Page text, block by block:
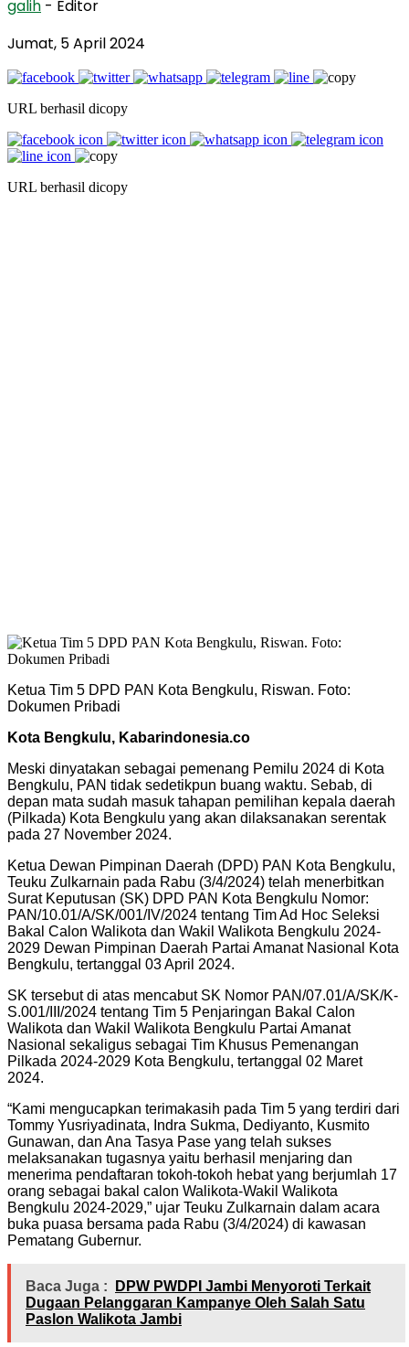
galih - Editor
Jumat, 5 April 2024
URL berhasil dicopy
URL berhasil dicopy
Ketua Tim 5 DPD PAN Kota Bengkulu, Riswan. Foto:
Dokumen Pribadi
Kota Bengkulu, Kabarindonesia.co
Meski dinyatakan sebagai pemenang Pemilu 2024 di Kota
Bengkulu, PAN tidak sedetikpun buang waktu. Sebab, di
depan mata sudah masuk tahapan pemilihan kepala daerah
(Pilkada) Kota Bengkulu yang akan dilaksanakan serentak
pada 27 November 2024.
Ketua Dewan Pimpinan Daerah (DPD) PAN Kota Bengkulu,
Teuku Zulkarnain pada Rabu (3/4/2024) telah menerbitkan
Surat Keputusan (SK) DPD PAN Kota Bengkulu Nomor:
PAN/10.01/A/SK/001/IV/2024 tentang Tim Ad Hoc Seleksi
Bakal Calon Walikota dan Wakil Walikota Bengkulu 2024-
2029 Dewan Pimpinan Daerah Partai Amanat Nasional Kota
Bengkulu, tertanggal 03 April 2024.
SK tersebut di atas mencabut SK Nomor PAN/07.01/A/SK/K-
S.001/III/2024 tentang Tim 5 Penjaringan Bakal Calon
Walikota dan Wakil Walikota Bengkulu Partai Amanat
Nasional sekaligus sebagai Tim Khusus Pemenangan
Pilkada 2024-2029 Kota Bengkulu, tertanggal 02 Maret
2024.
“Kami mengucapkan terimakasih pada Tim 5 yang terdiri dari
Tommy Yusriyadinata, Indra Sukma, Dediyanto, Kusmito
Gunawan, dan Ana Tasya Pase yang telah sukses
melaksanakan tugasnya yaitu berhasil menjaring dan
menerima pendaftaran tokoh-tokoh hebat yang berjumlah 17
orang sebagai bakal calon Walikota-Wakil Walikota
Bengkulu 2024-2029,” ujar Teuku Zulkarnain dalam acara
buka puasa bersama pada Rabu (3/4/2024) di kawasan
Pematang Gubernur.
Baca Juga :
DPW PWDPI Jambi Menyoroti Terkait
Dugaan Pelanggaran Kampanye Oleh Salah Satu
Paslon Walikota Jambi